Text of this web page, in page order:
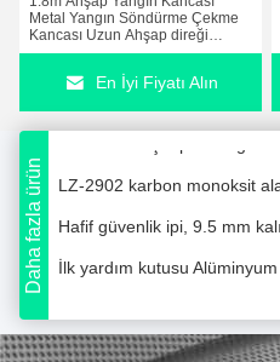
Metal Yangın Söndürme Çekme
Kancası Uzun Ahşap direği
Yangın Alanı Kurtarma ve Enkaz
Temizleme için Yangın Kurtarma
En İyi Fiyatı Alın
Daha fazla ürün
Kuru toz ateş topu 1.2kg